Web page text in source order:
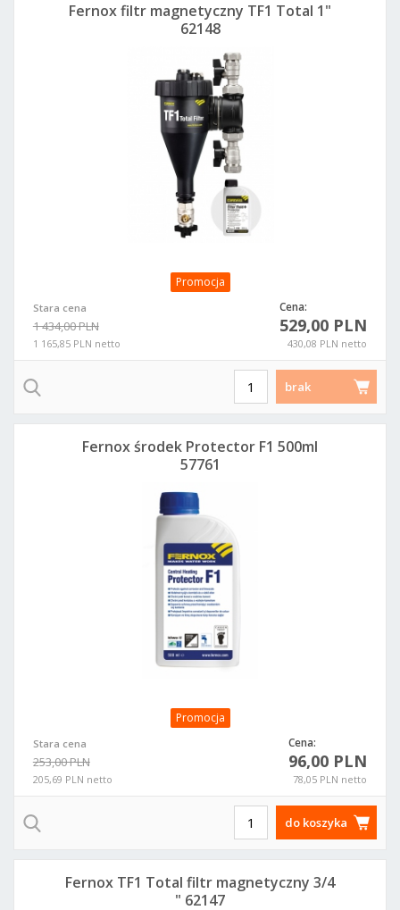
Promocja
Stara cena
1 434,00 PLN
1 165,85 PLN netto
Cena:
529,00 PLN
430,08 PLN netto
Fernox filtr magnetyczny TF1 Total 1"
62148
brak
Promocja
Stara cena
253,00 PLN
205,69 PLN netto
Cena:
96,00 PLN
78,05 PLN netto
Fernox środek Protector F1 500ml
57761
do koszyka
Fernox TF1 Total filtr magnetyczny 3/4
" 62147